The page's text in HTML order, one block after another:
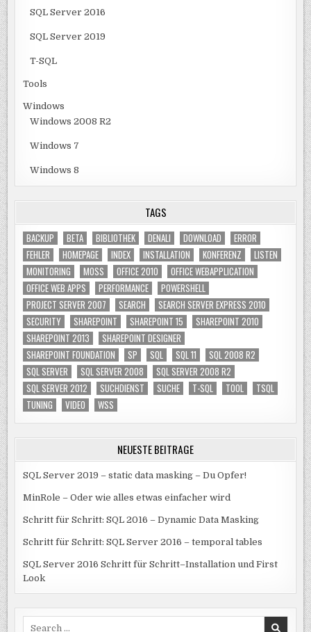
SQL Server 2016
SQL Server 2019
T-SQL
Tools
Windows
Windows 2008 R2
Windows 7
Windows 8
TAGS
BACKUP BETA BIBLIOTHEK DENALI DOWNLOAD
ERROR
FEHLER
HOMEPAGE INDEX INSTALLATION KONFERENZ
LISTEN
MONITORING
MOSS OFFICE 2010
OFFICE WEBAPPLICATION
OFFICE WEB APPS
PERFORMANCE
POWERSHELL
PROJECT SERVER 2007
SEARCH
SEARCH SERVER EXPRESS 2010
SECURITY
SHAREPOINT SHAREPOINT 15
SHAREPOINT 2010
SHAREPOINT 2013
SHAREPOINT DESIGNER
SHAREPOINT FOUNDATION
SP SQL SQL 11
SQL 2008 R2
SQL SERVER
SQL SERVER 2008
SQL SERVER 2008 R2
SQL SERVER 2012
SUCHDIENST SUCHE T-SQL TOOL
TSQL
TUNING
VIDEO WSS
NEUESTE BEITRÄGE
SQL Server 2019 – static data masking – Du Opfer!
MinRole – Oder wie alles etwas einfacher wird
Schritt für Schritt: SQL 2016 – Dynamic Data Masking
Schritt für Schritt: SQL Server 2016 – temporal tables
SQL Server 2016 Schritt für Schritt–Installation und First
Look